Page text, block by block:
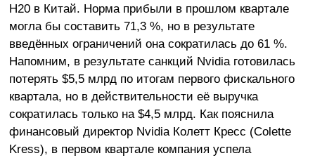
H20 в Китай. Норма прибыли в прошлом квартале
могла бы составить 71,3 %, но в результате
введённых ограничений она сократилась до 61 %.
Напомним, в результате санкций Nvidia готовилась
потерять $5,5 млрд по итогам первого фискального
квартала, но в действительности её выручка
сократилась только на $4,5 млрд. Как пояснила
финансовый директор Nvidia Колетт Кресс (Colette
Kress), в первом квартале компания успела